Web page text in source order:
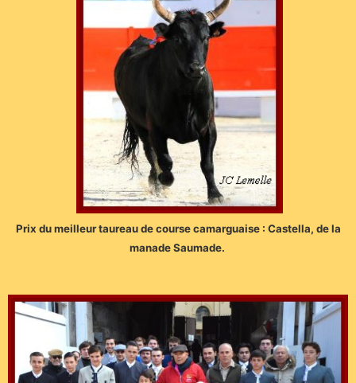
Prix du meilleur taureau de course camarguaise : Castella, de la
manade Saumade.